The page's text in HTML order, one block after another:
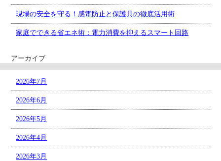
現場の安全を守る！感電防止と保護具の徹底活用術
家庭でできる省エネ術：電力消費を抑えるスマート回路
アーカイブ
2026年7月
2026年6月
2026年5月
2026年4月
2026年3月